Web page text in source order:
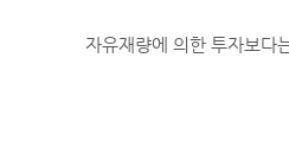
자유재량에 의한 투자보다